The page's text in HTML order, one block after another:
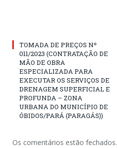
TOMADA DE PREÇOS Nº
011/2023 (CONTRATAÇÃO DE
MÃO DE OBRA
ESPECIALIZADA PARA
EXECUTAR OS SERVIÇOS DE
DRENAGEM SUPERFICIAL E
PROFUNDA – ZONA
URBANA DO MUNICÍPIO DE
ÓBIDOS/PARÁ (PARAGÁS))
Os comentários estão fechados.